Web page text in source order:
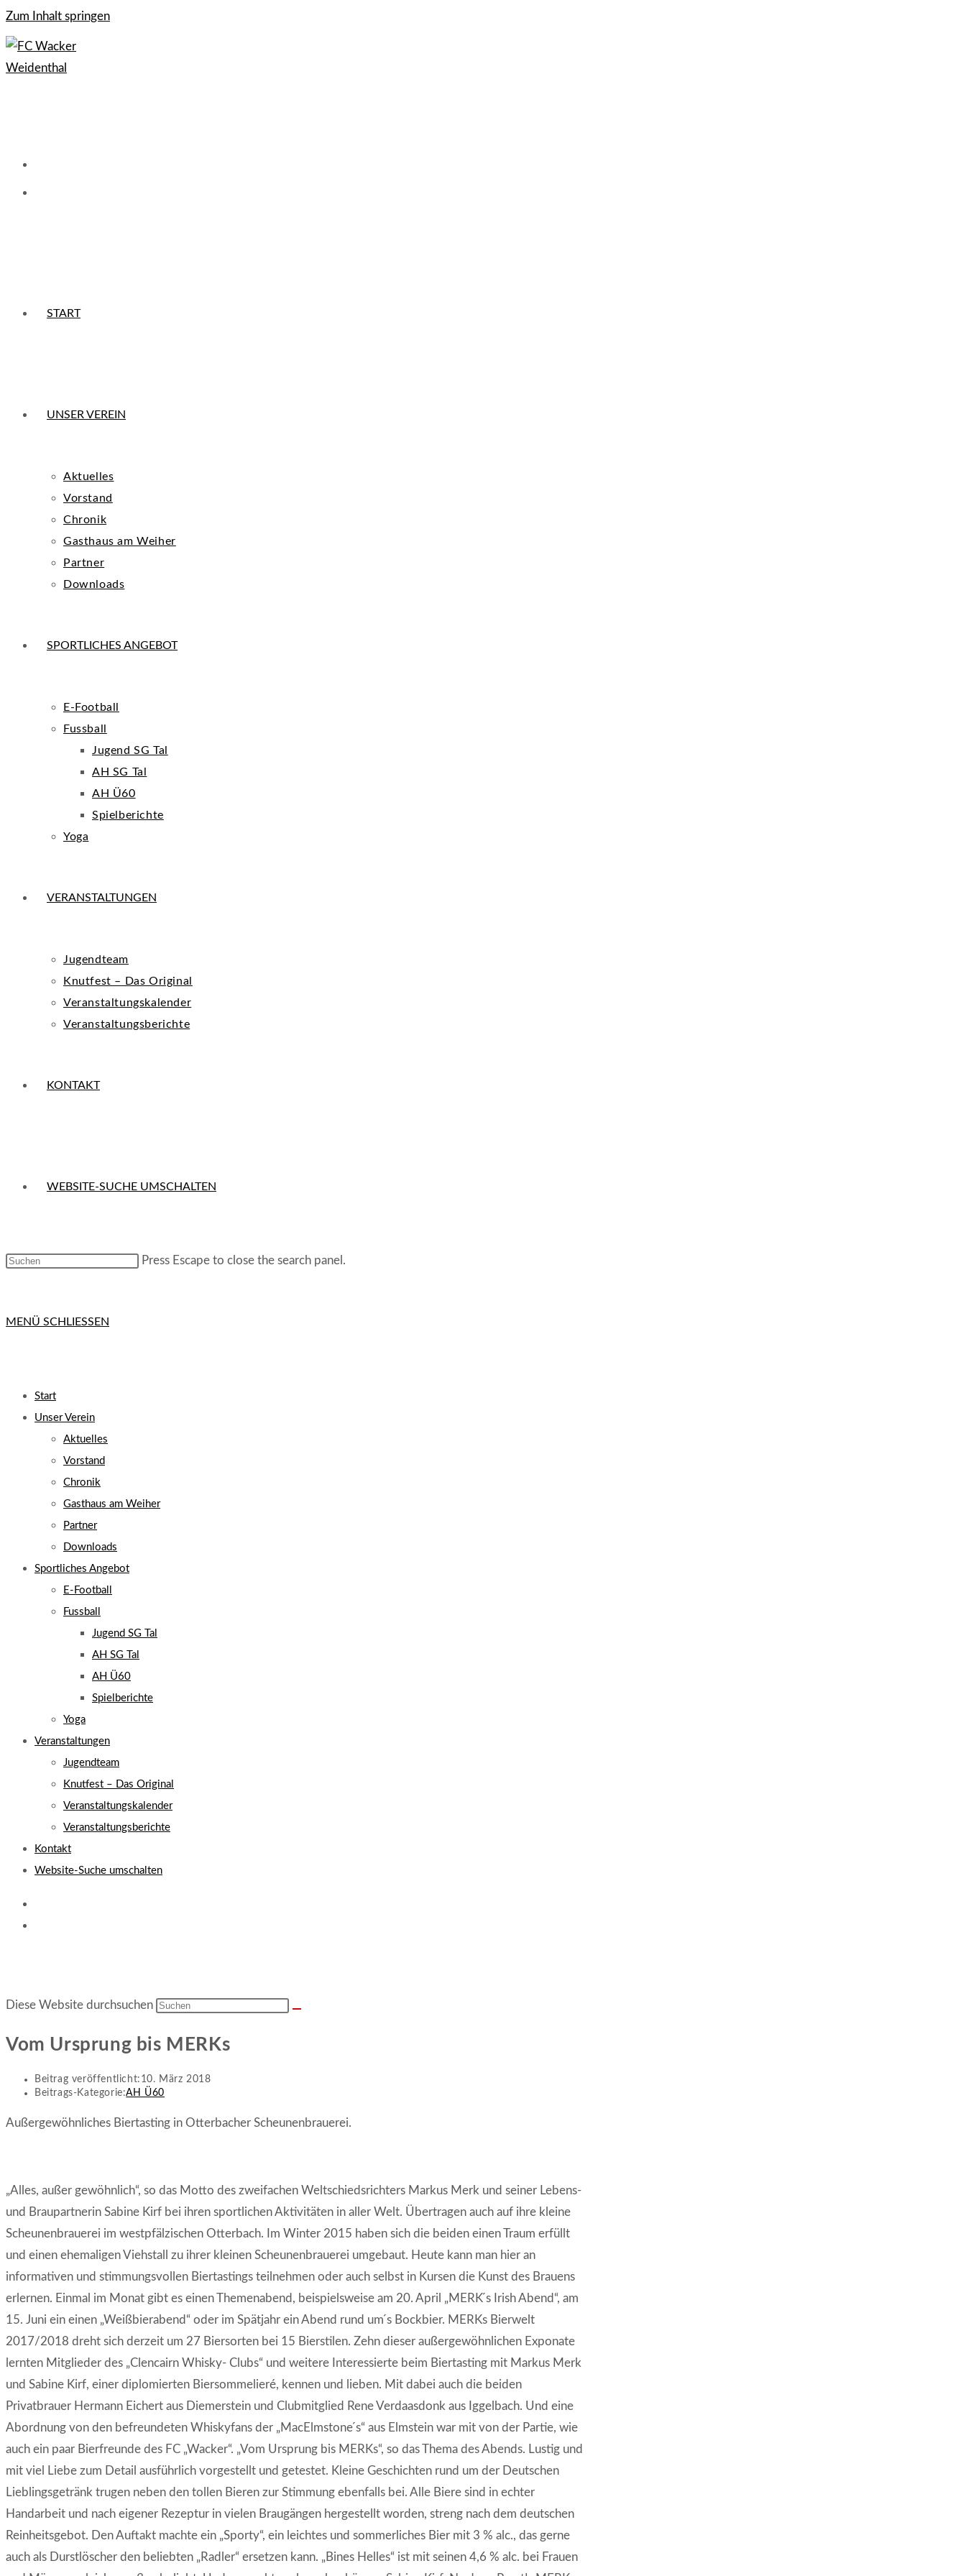
Zum Inhalt springen
START
UNSER VEREIN
Aktuelles
Vorstand
Chronik
Gasthaus am Weiher
Partner
Downloads
SPORTLICHES ANGEBOT
E-Football
Fussball
Jugend SG Tal
AH SG Tal
AH Ü60
Spielberichte
Yoga
VERANSTALTUNGEN
Jugendteam
Knutfest – Das Original
Veranstaltungskalender
Veranstaltungsberichte
KONTAKT
WEBSITE-SUCHE UMSCHALTEN
Press Escape to close the search panel.
MENÜ SCHLIESSEN
Start
Unser Verein
Aktuelles
Vorstand
Chronik
Gasthaus am Weiher
Partner
Downloads
Sportliches Angebot
E-Football
Fussball
Jugend SG Tal
AH SG Tal
AH Ü60
Spielberichte
Yoga
Veranstaltungen
Jugendteam
Knutfest – Das Original
Veranstaltungskalender
Veranstaltungsberichte
Kontakt
Website-Suche umschalten
Diese Website durchsuchen
Vom Ursprung bis MERKs
Beitrag veröffentlicht: 10. März 2018
Beitrags-Kategorie:AH Ü60
Außergewöhnliches Biertasting in Otterbacher Scheunenbrauerei.
„Alles, außer gewöhnlich“, so das Motto des zweifachen Weltschiedsrichters Markus Merk und seiner Lebens-
und Braupartnerin Sabine Kirf bei ihren sportlichen Aktivitäten in aller Welt. Übertragen auch auf ihre kleine
Scheunenbrauerei im westpfälzischen Otterbach. Im Winter 2015 haben sich die beiden einen Traum erfüllt
und einen ehemaligen Viehstall zu ihrer kleinen Scheunenbrauerei umgebaut. Heute kann man hier an
informativen und stimmungsvollen Biertastings teilnehmen oder auch selbst in Kursen die Kunst des Brauens
erlernen. Einmal im Monat gibt es einen Themenabend, beispielsweise am 20. April „MERK ́s Irish Abend“, am
15. Juni ein einen „Weißbierabend“ oder im Spätjahr ein Abend rund um ́s Bockbier. MERKs Bierwelt
2017/2018 dreht sich derzeit um 27 Biersorten bei 15 Bierstilen. Zehn dieser außergewöhnlichen Exponate
lernten Mitglieder des „Clencairn Whisky- Clubs“ und weitere Interessierte beim Biertasting mit Markus Merk
und Sabine Kirf, einer diplomierten Biersommelieré, kennen und lieben. Mit dabei auch die beiden
Privatbrauer Hermann Eichert aus Diemerstein und Clubmitglied Rene Verdaasdonk aus Iggelbach. Und eine
Abordnung von den befreundeten Whiskyfans der „MacElmstone ́s“ aus Elmstein war mit von der Partie, wie
auch ein paar Bierfreunde des FC „Wacker“. „Vom Ursprung bis MERKs“, so das Thema des Abends. Lustig und
mit viel Liebe zum Detail ausführlich vorgestellt und getestet. Kleine Geschichten rund um der Deutschen
Lieblingsgetränk trugen neben den tollen Bieren zur Stimmung ebenfalls bei. Alle Biere sind in echter
Handarbeit und nach eigener Rezeptur in vielen Braugängen hergestellt worden, streng nach dem deutschen
Reinheitsgebot. Den Auftakt machte ein „Sporty“, ein leichtes und sommerliches Bier mit 3 % alc., das gerne
auch als Durstlöscher den beliebten „Radler“ ersetzen kann. „Bines Helles“ ist mit seinen 4,6 % alc. bei Frauen